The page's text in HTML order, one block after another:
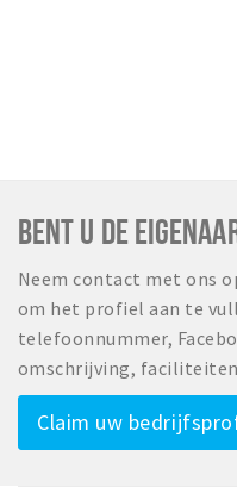
BENT U DE
Neem contact met ons
om het profiel aan te
telefoonnummer,
omschrijving,
Claim uw